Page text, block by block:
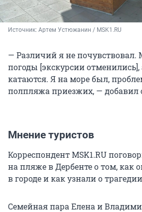
Источник: Артем Устюжанин / MSK1.RU
— Различий я не почувствовал.
погоды [экскурсии
катаются. Я на море был,
полпляжа приезжих, — добавил
Мнение туристов
Корреспондент MSK1.RU
на пляже в Дербенте о том, как
в городе и как узнали о
Семейная пара Елена и